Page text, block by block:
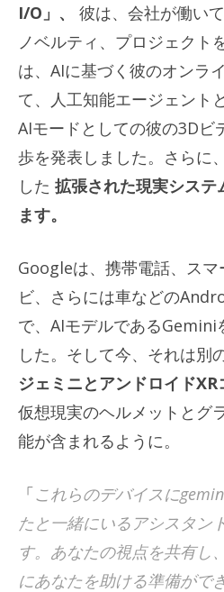
I/O」、 彼は、会社が働い
ノベルティ、プロジェクト
は、AIに基づく彼のオンラ
て、人工知能エージェント
AIモードとしての彼の3Dビ
歩を発表しました。さらに
した 拡張された現実システ
ます。
Googleは、携帯電話、スマ
ビ、さらには車などの
で、AIモデルであるGemini
した。そして今、それは別
ジェミニとアンドロイドXR
仮想現実のヘルメットとグ
能が含まれるように。
「これらのデバイスに
たと一緒にいるアシスタン
す。あなたの視点を共有し
にあなたを助ける準備がで